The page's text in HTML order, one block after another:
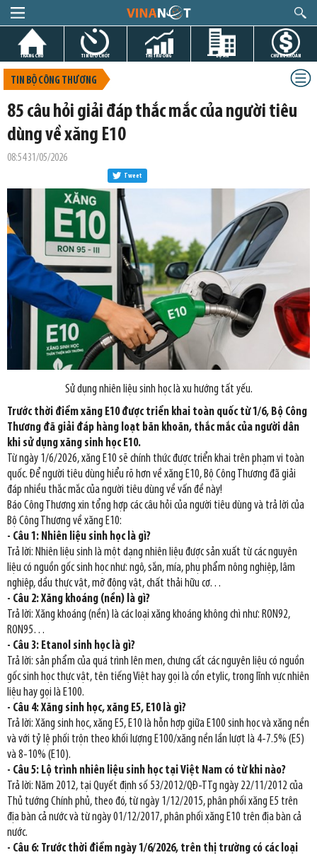
TRANG CHỦ TIN GIỜ CHÓT THỊ TRƯỜNG DỰ ÁN CHỨNG KHOÁN
TIN BỘ CÔNG THƯƠNG
85 câu hỏi giải đáp thắc mắc của người tiêu
dùng về xăng E10
08:54 31/05/2026
Tweet
Sử dụng nhiên liệu sinh học là xu hướng tất yếu.
Trước thời điểm xăng E10 được triển khai toàn quốc từ 1/6, Bộ Công
Thương đã giải đáp hàng loạt băn khoăn, thắc mắc của người dân
khi sử dụng xăng sinh học E10.
Từ ngày 1/6/2026, xăng E10 sẽ chính thức được triển khai trên phạm vi toàn
quốc. Để người tiêu dùng hiểu rõ hơn về xăng E10, Bộ Công Thương đã giải
đáp nhiều thắc mắc của người tiêu dùng về vấn đề này!
Báo Công Thương xin tổng hợp các câu hỏi của người tiêu dùng và trả lời của
Bộ Công Thương về xăng E10:
- Câu 1: Nhiên liệu sinh học là gì?
Trả lời: Nhiên liệu sinh là một dạng nhiên liệu được sản xuất từ các nguyên
liệu có nguồn gốc sinh học như: ngô, sắn, mía, phụ phẩm nông nghiệp, lâm
nghiệp, dầu thực vật, mỡ động vật, chất thải hữu cơ…
- Câu 2: Xăng khoáng (nền) là gì?
Trả lời: Xăng khoáng (nền) là các loại xăng khoáng không chì như: RON92,
RON95…
- Câu 3: Etanol sinh học là gì?
Trả lời: sản phẩm của quá trình lên men, chưng cất các nguyên liệu có nguồn
gốc sinh học thực vật, tên tiếng Việt hay gọi là cồn etylic, trong lĩnh vực nhiên
liệu hay gọi là E100.
- Câu 4: Xăng sinh học, xăng E5, E10 là gì?
Trả lời: Xăng sinh học, xăng E5, E10 là hỗn hợp giữa E100 sinh học và xăng nền
và với tỷ lệ phối trộn theo khối lượng E100/xăng nền lần lượt là 4-7.5% (E5)
và 8-10% (E10).
- Câu 5: Lộ trình nhiên liệu sinh học tại Việt Nam có từ khi nào?
Trả lời: Năm 2012, tại Quyết định số 53/2012/QĐ-TTg ngày 22/11/2012 của
Thủ tướng Chính phủ, theo đó, từ ngày 1/12/2015, phân phối xăng E5 trên
địa bàn cả nước và từ ngày 01/12/2017, phân phối xăng E10 trên địa bàn cả
nước.
- Câu 6: Trước thời điểm ngày 1/6/2026, trên thị trường có các loại